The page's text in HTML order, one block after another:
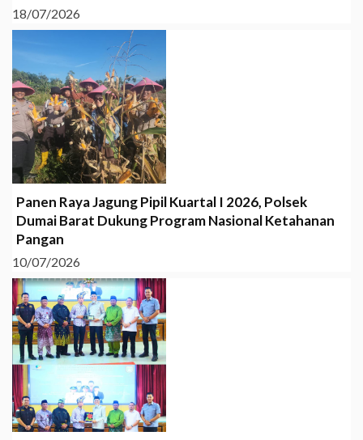
18/07/2026
Panen Raya Jagung Pipil Kuartal I 2026, Polsek
Dumai Barat Dukung Program Nasional Ketahanan
Pangan
10/07/2026